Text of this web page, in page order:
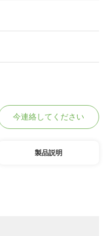
今連絡してください
製品説明